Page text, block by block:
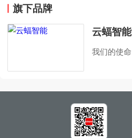
旗下品牌
云蝠智能